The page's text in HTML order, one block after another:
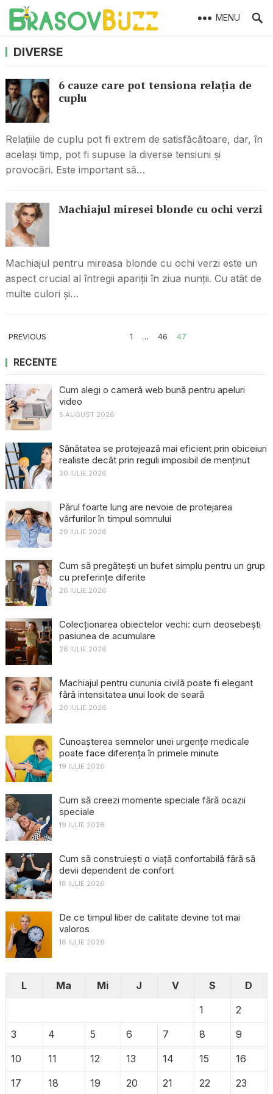
MENU
DIVERSE
6 cauze care pot tensiona relația de
cuplu
Relațiile de cuplu pot fi extrem de satisfăcătoare, dar, în
același timp, pot fi supuse la diverse tensiuni și
provocări. Este important să…
Machiajul miresei blonde cu ochi verzi
Machiajul pentru mireasa blonde cu ochi verzi este un
aspect crucial al întregii apariții în ziua nunții. Cu atât de
multe culori și…
PAGINAȚIE
PREVIOUS 1 … 46 47
RECENTE
Cum alegi o cameră web bună pentru apeluri
video
5 AUGUST 2026
Sănătatea se protejează mai eficient prin obiceiuri
realiste decât prin reguli imposibil de menținut
30 IULIE 2026
Părul foarte lung are nevoie de protejarea
vârfurilor în timpul somnului
29 IULIE 2026
Cum să pregătești un bufet simplu pentru un grup
cu preferințe diferite
28 IULIE 2026
Colecționarea obiectelor vechi: cum deosebești
pasiunea de acumulare
28 IULIE 2026
Machiajul pentru cununia civilă poate fi elegant
fără intensitatea unui look de seară
20 IULIE 2026
Cunoașterea semnelor unei urgențe medicale
poate face diferența în primele minute
19 IULIE 2026
Cum să creezi momente speciale fără ocazii
speciale
19 IULIE 2026
Cum să construiești o viață confortabilă fără să
devii dependent de confort
18 IULIE 2026
De ce timpul liber de calitate devine tot mai
valoros
16 IULIE 2026
L Ma Mi J V S
D
1
2
3
4 5 6 7 8
9
10
11 12 13 14 15
16
17
18 19 20 21 22 23